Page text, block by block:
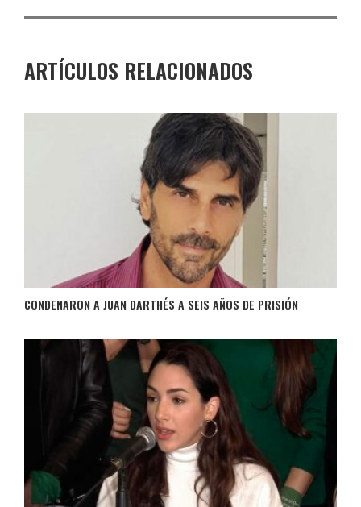
ARTÍCULOS RELACIONADOS
CONDENARON A JUAN DARTHÉS A SEIS AÑOS DE PRISIÓN